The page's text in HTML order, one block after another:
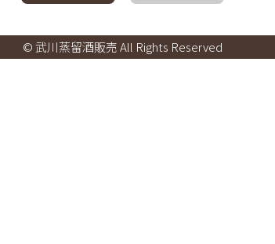
© 武川蒸留酒販売 All Rights Reserved